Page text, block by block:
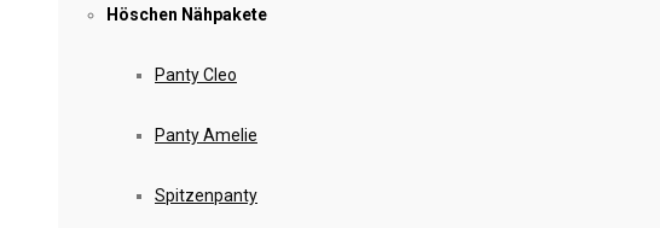
Höschen Nähpakete
Panty Cleo
Panty Amelie
Spitzenpanty